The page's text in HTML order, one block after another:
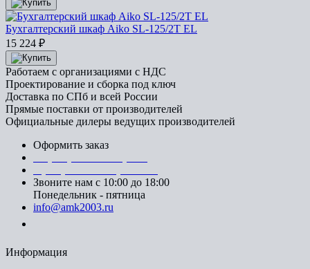
Бухгалтерский шкаф Aiko SL-125/2T EL
15 224 ₽
Работаем с организациями с НДС
Проектирование и сборка под ключ
Доставка по СПб и всей России
Прямые поставки от производителей
Официальные дилеры ведущих производителей
Оформить заказ
Звоните нам с 10:00 до 18:00
Понедельник - пятница
info@amk2003.ru
Информация